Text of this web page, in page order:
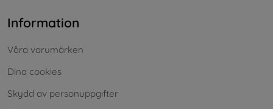
Information
Våra varumärken
Dina cookies
Skydd av personuppgifter